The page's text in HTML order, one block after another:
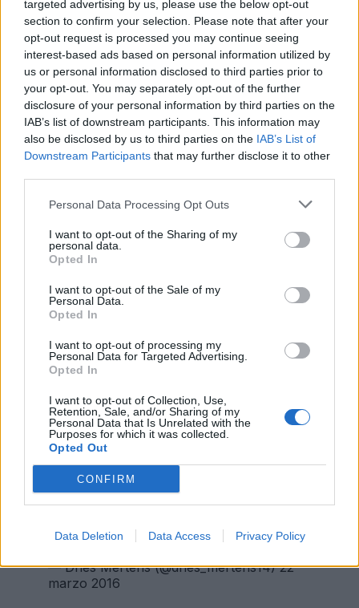
targeted advertising by us, please use the below opt-out
section to confirm your selection. Please note that after your
opt-out request is processed you may continue seeing
interest-based ads based on personal information utilized by
us or personal information disclosed to third parties prior to
your opt-out. You may separately opt-out of the further
disclosure of your personal information by third parties on the
IAB’s list of downstream participants. This information may
also be disclosed by us to third parties on the IAB’s List of
Downstream Participants that may further disclose it to other
Personal Data Processing Opt Outs
I want to opt-out of the Sharing of my
personal data.
Opted In
I want to opt-out of the Sale of my
Personal Data.
Opted In
I want to opt-out of processing my
Personal Data for Targeted Advertising.
Opted In
I want to opt-out of Collection, Use,
Retention, Sale, and/or Sharing of my
Personal Data that Is Unrelated with the
Purposes for which it was collected.
Opted Out
CONFIRM
Data Deletion Data Access Privacy Policy
#Bruxelles.#PrayforBelgium
pic.twitter.com/Z478BGNFJt
— A.C. ChievoVerona (@ACChievoVerona)
22 marzo 2016
My thoughts and prayers are with all
those affected in Brussels ????????
marzo 2016
Mi solidaridad con las familias de las
#PrayForBelgium #JeSuisBruxelles
pic.twitter.com/ABndDKqv7E
— Pedro Rodríguez (@_Pedro17_)
marzo 2016
Maledetti bastardi#Bruxelles
— ElisabettaCanalis (@JustElisabetta)
22
marzo 2016
Kan het niet geloven! Ik wil mijn steun
betuigen aan familie en vrienden van
— Dries Mertens (@dries_mertens14)22
marzo 2016